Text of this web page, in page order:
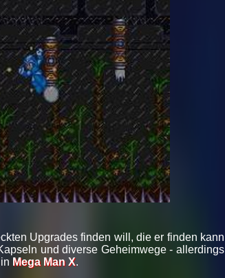
Upgrades finden will, die er finden kann
und diverse Geheimwege - allerdings
Mega Man X.